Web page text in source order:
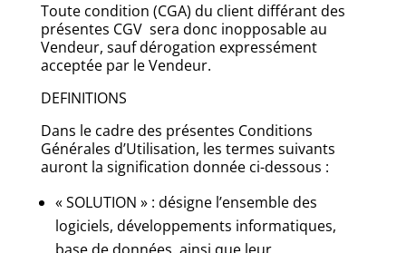
Toute condition (CGA) du client différant des
présentes CGV sera donc inopposable au
Vendeur, sauf dérogation expressément
acceptée par le Vendeur.
DEFINITIONS
Dans le cadre des présentes Conditions
Générales d’Utilisation, les termes suivants
auront la signification donnée ci-dessous :
« SOLUTION » : désigne l’ensemble des
logiciels, développements informatiques,